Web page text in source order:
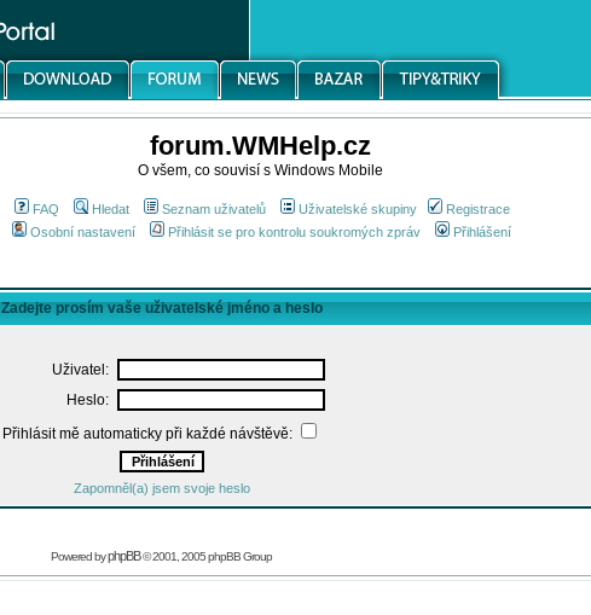
forum.WMHelp.cz
O všem, co souvisí s Windows Mobile
FAQ Hledat Seznam uživatelů Uživatelské skupiny
Registrace
Osobní nastavení
Přihlásit se pro kontrolu soukromých zpráv Přihlášení
Zadejte prosím vaše uživatelské jméno a heslo
Uživatel:
Heslo:
Přihlásit mě automaticky při každé návštěvě:
Zapomněl(a) jsem svoje heslo
Powered byphpBB© 2001, 2005 phpBB Group